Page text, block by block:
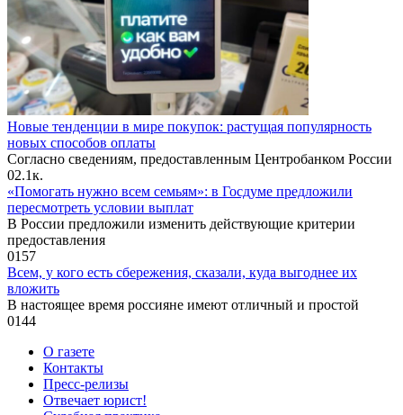
Новые тенденции в мире покупок: растущая популярность
новых способов оплаты
Согласно сведениям, предоставленным Центробанком России
02.1к.
«Помогать нужно всем семьям»: в Госдуме предложили
пересмотреть условии выплат
В России предложили изменить действующие критерии
предоставления
0157
Всем, у кого есть сбережения, сказали, куда выгоднее их
вложить
В настоящее время россияне имеют отличный и простой
0144
О газете
Контакты
Пресс-релизы
Отвечает юрист!